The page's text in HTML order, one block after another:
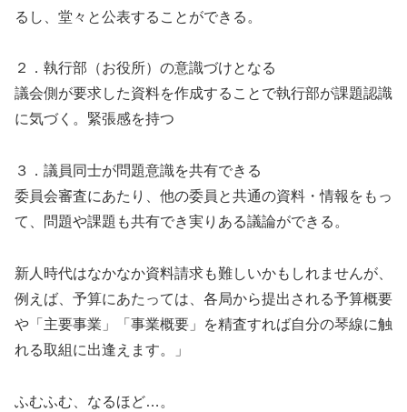
るし、堂々と公表することができる。
２．執行部（お役所）の意識づけとなる
議会側が要求した資料を作成することで執行部が課題認識
に気づく。緊張感を持つ
３．議員同士が問題意識を共有できる
委員会審査にあたり、他の委員と共通の資料・情報をもっ
て、問題や課題も共有でき実りある議論ができる。
新人時代はなかなか資料請求も難しいかもしれませんが、
例えば、予算にあたっては、各局から提出される予算概要
や「主要事業」「事業概要」を精査すれば自分の琴線に触
れる取組に出逢えます。」
ふむふむ、なるほど…。